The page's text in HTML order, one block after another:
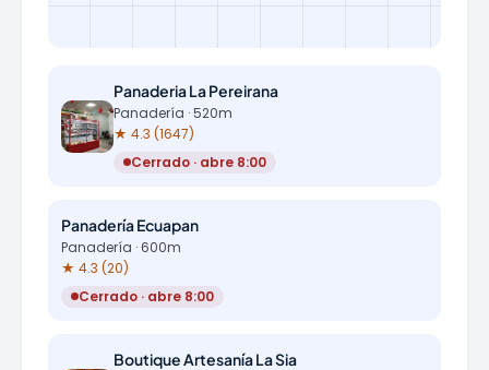
Panaderia La Pereirana
Panadería · 520m
★ 4.3 (1647)
Cerrado · abre 8:00
Panadería Ecuapan
Panadería · 600m
★ 4.3 (20)
Cerrado · abre 8:00
Boutique Artesanía La Sia